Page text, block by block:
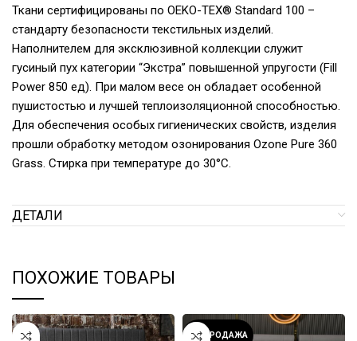
Ткани сертифицированы по OEKO-TEX® Standard 100 –
стандарту безопасности текстильных изделий.
Наполнителем для эксклюзивной коллекции служит
гусиный пух категории “Экстра” повышенной упругости (Fill
Power 850 ед). При малом весе он обладает особенной
пушистостью и лучшей теплоизоляционной способностью.
Для обеспечения особых гигиенических свойств, изделия
прошли обработку методом озонирования Ozone Pure 360
Grass. Стирка при температуре до 30°С.
ДЕТАЛИ
ПОХОЖИЕ ТОВАРЫ
РАСПРОДАЖА